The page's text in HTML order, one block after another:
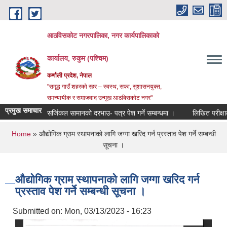
Skip to main content
आठविसकोट नगरपालिका, नगर कार्यपालिकाको
कार्यालय, रुकुम (पश्चिम)
कर्णाली प्रदेश, नेपाल
"समृद्ध गाउँ शहरको रहर – स्वस्थ, सफा, सुशासनयुक्त,
समन्यायीक र समाजवाद उन्मूख आठबिसकोट नगर"
प्रमुख समाचारसर्जिकल सामानको दरभाउ- पत्र पेश गर्ने सम्बन्धमा । लिखित परीक्षाको
You are here
Home» औद्योगिक ग्राम स्थापनाको लागि जग्गा खरिद गर्न प्रस्ताव पेश गर्ने सम्बन्धी
सूचना ।
औद्योगिक ग्राम स्थापनाको लागि जग्गा खरिद गर्न
प्रस्ताव पेश गर्ने सम्बन्धी सूचना ।
Submitted on: Mon, 03/13/2023 - 16:23